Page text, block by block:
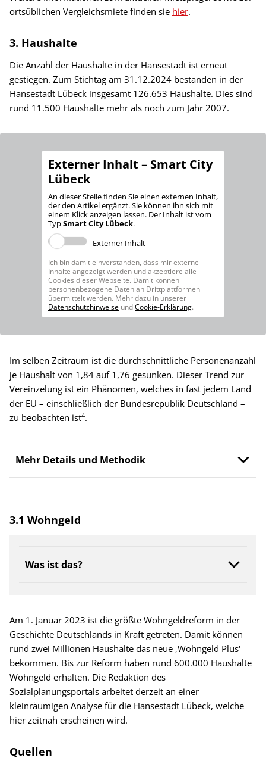
ortsüblichen Vergleichsmiete finden sie hier.
3. Haushalte
Die Anzahl der Haushalte in der Hansestadt ist erneut
gestiegen. Zum Stichtag am 31.12.2024 bestanden in der
Hansestadt Lübeck insgesamt 126.653 Haushalte. Dies sind
rund 11.500 Haushalte mehr als noch zum Jahr 2007.
Externer Inhalt – Smart City
Lübeck
An dieser Stelle finden Sie einen externen Inhalt,
der den Artikel ergänzt. Sie können ihn sich mit
einem Klick anzeigen lassen. Der Inhalt ist vom
TypSmart City Lübeck.
Externer Inhalt
Ich bin damit einverstanden, dass mir externe
Inhalte angezeigt werden und akzeptiere alle
Cookies dieser Webseite. Damit können
personenbezogene Daten an Drittplattformen
übermittelt werden. Mehr dazu in unserer
Datenschutzhinweise undCookie-Erklärung.
Im selben Zeitraum ist die durchschnittliche Personenanzahl
je Haushalt von 1,84 auf 1,76 gesunken. Dieser Trend zur
Vereinzelung ist ein Phänomen, welches in fast jedem Land
der EU – einschließlich der Bundesrepublik Deutschland –
zu beobachten ist4.
Mehr Details und Methodik
3.1 Wohngeld
Was ist das?
Am 1. Januar 2023 ist die größte Wohngeldreform in der
Geschichte Deutschlands in Kraft getreten. Damit können
rund zwei Millionen Haushalte das neue ‚Wohngeld Plus'
bekommen. Bis zur Reform haben rund 600.000 Haushalte
Wohngeld erhalten. Die Redaktion des
Sozialplanungsportals arbeitet derzeit an einer
kleinräumigen Analyse für die Hansestadt Lübeck, welche
hier zeitnah erscheinen wird.
Quellen